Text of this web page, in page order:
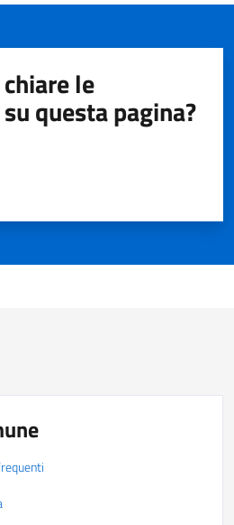
le
questa pagina?